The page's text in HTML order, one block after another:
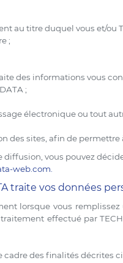
au titre duquel vous et/ou
;
des informations vous
;
électronique ou tout
des sites, afin de
diffusion, vous pouvez
web.com
traite vos données
lorsque vous
effectué par
cadre des finalités décrites